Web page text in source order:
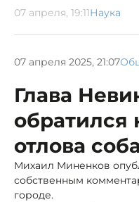
07 апреля, 19:11Наука
07 апреля 2025, 21:07
Глава
обратился
отлова
Михаил Миненков
собственным
городе.